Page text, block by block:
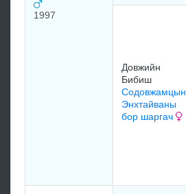
1997
Довжийн
Бибиш
Содовжамцын
Энхтайваны
бор шаргач